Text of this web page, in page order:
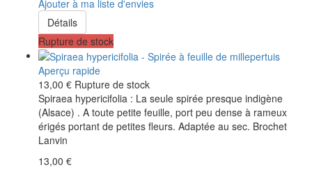
Ajouter à ma liste d'envies
Détails
Rupture de stock
Aperçu rapide
13,00 € Rupture de stock
Spiraea hypericifolia : La seule spirée presque indigène
(Alsace) . A toute petite feuille, port peu dense à rameux
érigés portant de petites fleurs. Adaptée au sec. Brochet
Lanvin
13,00 €